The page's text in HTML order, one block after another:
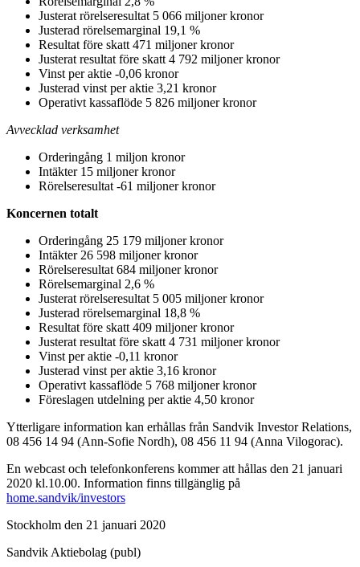
Justerat rörelseresultat 5 066 miljoner kronor
Justerad rörelsemarginal 19,1 %
Resultat före skatt 471 miljoner kronor
Justerat resultat före skatt 4 792 miljoner kronor
Vinst per aktie -0,06 kronor
Justerad vinst per aktie 3,21 kronor
Operativt kassaflöde 5 826 miljoner kronor
Avvecklad verksamhet
Orderingång 1 miljon kronor
Intäkter 15 miljoner kronor
Rörelseresultat -61 miljoner kronor
Koncernen totalt
Orderingång 25 179 miljoner kronor
Intäkter 26 598 miljoner kronor
Rörelseresultat 684 miljoner kronor
Rörelsemarginal 2,6 %
Justerat rörelseresultat 5 005 miljoner kronor
Justerad rörelsemarginal 18,8 %
Resultat före skatt 409 miljoner kronor
Justerat resultat före skatt 4 731 miljoner kronor
Vinst per aktie -0,11 kronor
Justerad vinst per aktie 3,16 kronor
Operativt kassaflöde 5 768 miljoner kronor
Föreslagen utdelning per aktie 4,50 kronor
Ytterligare information kan erhållas från Sandvik Investor Relations,
08 456 14 94 (Ann-Sofie Nordh), 08 456 11 94 (Anna Vilogorac).
En webcast och telefonkonferens kommer att hållas den 21 januari
2020 kl.10.00. Information finns tillgänglig på
home.sandvik/investors
Stockholm den 21 januari 2020
Sandvik Aktiebolag (publ)